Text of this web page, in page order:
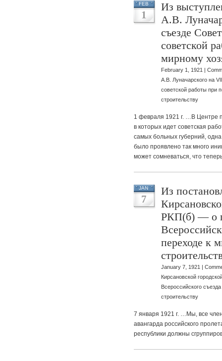
FEB
1
Из
А.В.
съезде
советской
мирному
February 1, 1921 |
А.В. Луначарского на
советской работы при
строительству
1 февраля 1921 г. …В Центре
в которых идет советская
самых больных губерний,
было проявлено так много
может сомневаться, что
JAN
7
Из
РКП(б) — о
переходе к
January 7, 1921 |
Кирсановской
Всероссийского
строительству
7 января 1921 г. …Мы, все
авангарда российского
республики должны